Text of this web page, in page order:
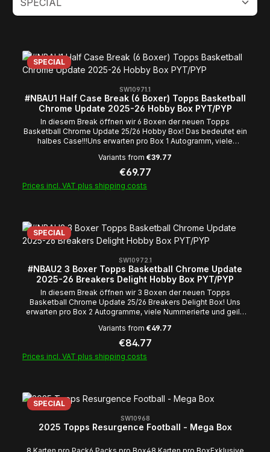
SPECIAL
SW10971.1
#NBAU1 Half Case Break (6 Boxer) Topps Basketball
Chrome Update 2025-26 Hobby Box PYT/PYP
In diesem Break öffnen wir 6 Boxen der neuen Topps
Basketball Chrome Update 25/26 Hobby Box! Das bedeutet ein
halbes Case!!!Uns erwarten pro Box 1 Autogramm, viele
Hobby Box, laut Hersteller: 20 Pack pro Box 4 Karten pro Pack 1
Autogramme pro Box Es kann passieren das ihr im Break ohne
Rückgabe oder Umtausch ausgeschlossen! Sollte eine Karte
sich untereinander einigen! Wir wünschen euch viel Erflog im
BreakEuer Team von Cobracards
Variants from €39.77
Regular price:
€69.77
Prices incl. VAT plus shipping costs
SPECIAL
SW10972.1
#NBAU2 3 Boxer Topps Basketball Chrome Update
2025-26 Breakers Delight Hobby Box PYT/PYP
In diesem Break öffnen wir 3 Boxen der neuen Topps
Basketball Chrome Update 25/26 Breakers Delight Box! Uns
erwarten pro Box 2 Autogramme, viele Nummerierte und geile
Hersteller:1 Pack pro Box12 Karten pro Pack 2 Autogramme pro
BoxEs kann passieren das ihr im Break ohne Karte
Rückgabe oder Umtausch ausgeschlossen! Sollte eine Karte
sich untereinander einigen! Wir wünschen euch viel Erflog im
Variants from €49.77
Regular price:
€84.77
Prices incl. VAT plus shipping costs
SPECIAL
SW10968
2025 Topps Resurgence Football - Mega Box